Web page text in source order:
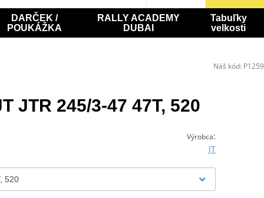
DARČEK /
POUKÁŽKA
RALLY ACADEMY
DUBAI
Tabuľky
velkosti
JTR 245/3-47 47T, 520
Výrobca:
JT
Náš kód: P1259